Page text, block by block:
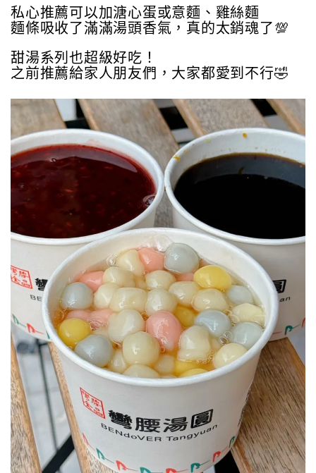
私心推薦可以加溏心蛋或意麵、雞絲麵
麵條吸收了滿滿湯頭香氣，真的太銷魂了💯
甜湯系列也超級好吃！
之前推薦給家人朋友們，大家都愛到不行🤣